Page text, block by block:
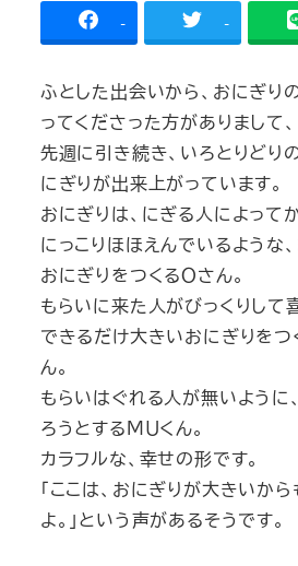
- -
ふとした出会いから、おにぎり
ってくださった方がありまして、
先週に引き続き、いろとりどり
にぎりが出来上がっています。
おにぎりは、にぎる人によって
にっこりほほえんでいるような
おにぎりをつくるＯさん。
もらいに来た人がびっくりして
できるだけ大きいおにぎりをつ
ん。
もらいはぐれる人が無いように
ろうとするＭＵくん。
カラフルな、幸せの形です。
「ここは、おにぎりが大きいか
よ。」という声があるそうです。